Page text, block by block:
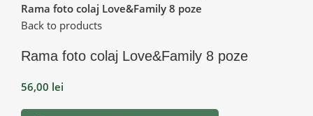
Rama foto colaj Love&Family 8 poze
Back to products
Rama foto colaj Love&Family 8 poze
56,00 lei